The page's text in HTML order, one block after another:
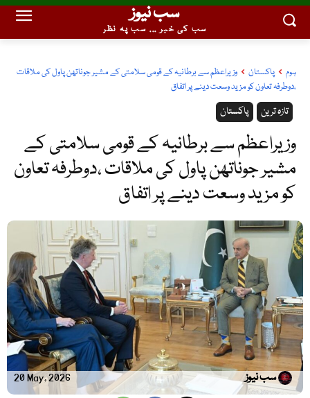
سب نیوز
سب کی خبر ... سب پہ نظر
ہوم پاکستان
وزیراعظم سے برطانیہ کے قومی سلامتی کے مشیر جوناتھن پاول کی ملاقات
،دوطرفہ تعاون کو مزید وسعت دینے پر اتفاق
پاکستان تازہ ترین
وزیراعظم سے برطانیہ کے قومی سلامتی کے
مشیر جوناتھن پاول کی ملاقات ،دوطرفہ تعاون
کو مزید وسعت دینے پر اتفاق
20 May, 2026 سب نیوز